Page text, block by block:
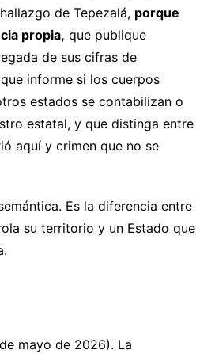
de Tepezalá, porque
propia, que publique
de sus cifras de
informe si los cuerpos
estados se contabilizan o
estatal, y que distinga entre
aquí y crimen que no se
Es la diferencia entre
su territorio y un Estado que
mayo de 2026). La